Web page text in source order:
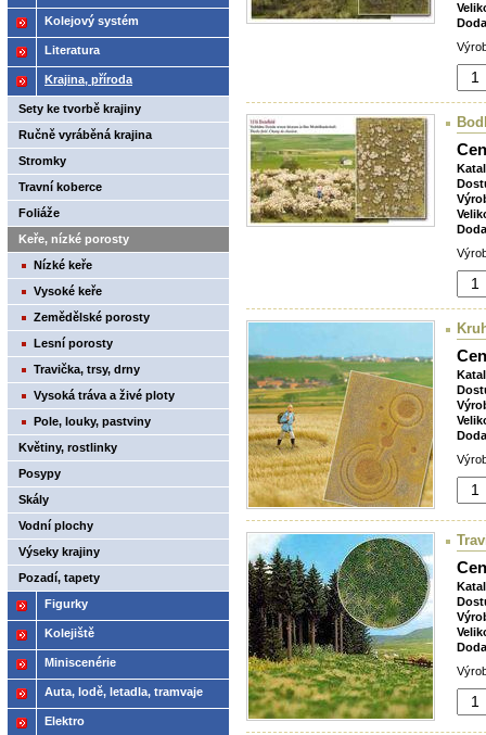
Kolejový systém
Literatura
Krajina, příroda
Sety ke tvorbě krajiny
Ručně vyráběná krajina
Stromky
Travní koberce
Foliáže
Keře, nízké porosty
Nízké keře
Vysoké keře
Zemědělské porosty
Lesní porosty
Travička, trsy, drny
Vysoká tráva a živé ploty
Pole, louky, pastviny
Květiny, rostlinky
Posypy
Skály
Vodní plochy
Výseky krajiny
Pozadí, tapety
Figurky
Kolejiště
Miniscenérie
Auta, lodě, letadla, tramvaje
Elektro